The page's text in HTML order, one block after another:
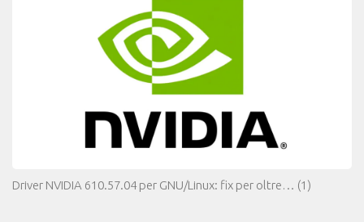
Driver NVIDIA 610.57.04 per GNU/Linux: fix per oltre… (1)